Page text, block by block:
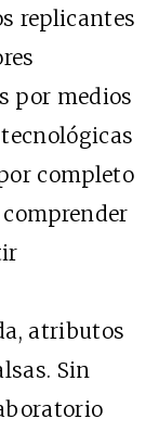
replicantes
por medios
completo
atributos
Sin